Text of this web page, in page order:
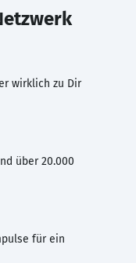
wirklich zu Dir
über 20.000
für ein